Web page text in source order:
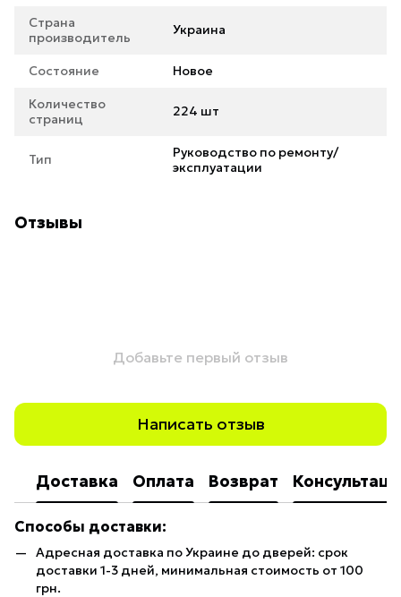
Страна
производитель
Украина
Состояние Новое
Количество
страниц
224 шт
Тип
Руководство по ремонту/
эксплуатации
Отзывы
Добавьте первый отзыв
Написать отзыв
Доставка Оплата Возврат
Способы доставки:
Адресная доставка по Украине до дверей: срок
доставки 1-3 дней, минимальная стоимость от 100
грн.